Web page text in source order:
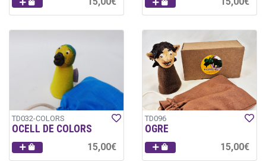
TD032-COLORS
OCELL DE COLORS
15,00€
TD096
OGRE
15,00€